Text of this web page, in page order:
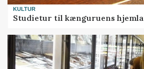
KULTUR
Studietur til kænguruens